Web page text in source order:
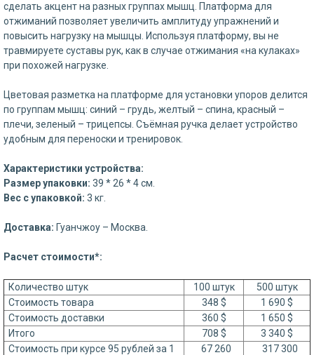
сделать акцент на разных группах мышц. Платформа для
отжиманий позволяет увеличить амплитуду упражнений и
повысить нагрузку на мышцы. Используя платформу, вы не
травмируете суставы рук, как в случае отжимания «на кулаках»
при похожей нагрузке.
Цветовая разметка на платформе для установки упоров делится
по группам мышц: синий – грудь, желтый – спина, красный –
плечи, зеленый – трицепсы. Съёмная ручка делает устройство
удобным для переноски и тренировок.
Характеристики устройства:
Размер упаковки: 39 * 26 * 4 см.
Вес с упаковкой: 3 кг.
Доставка: Гуанчжоу – Москва.
Расчет стоимости*:
Количество штук 100 штук
500 штук
Стоимость товара
348 $
1 690 $
Стоимость доставки
360 $
1 650 $
Итого
708 $
3 340 $
Стоимость при курсе 95 рублей за 1
67 260
317 300